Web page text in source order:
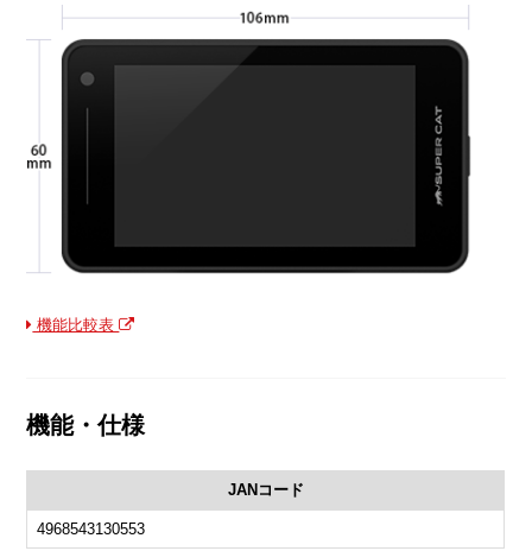
機能比較表
機能・仕様
JANコード
4968543130553